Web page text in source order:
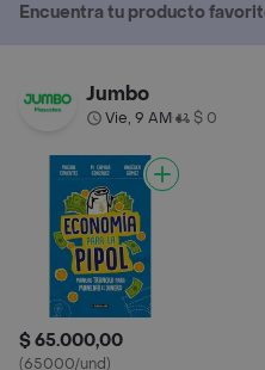
Encuentra tu producto
Jumbo
Vie, 9 AM• $ 0
$ 65.000,00
(65000/und)